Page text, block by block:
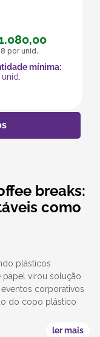
.080,00
por unid.
mínima:
unid.
breaks:
como
plásticos
papel virou solução
corporativos
do copo plástico
ler mais